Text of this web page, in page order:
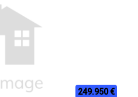
249.950 €